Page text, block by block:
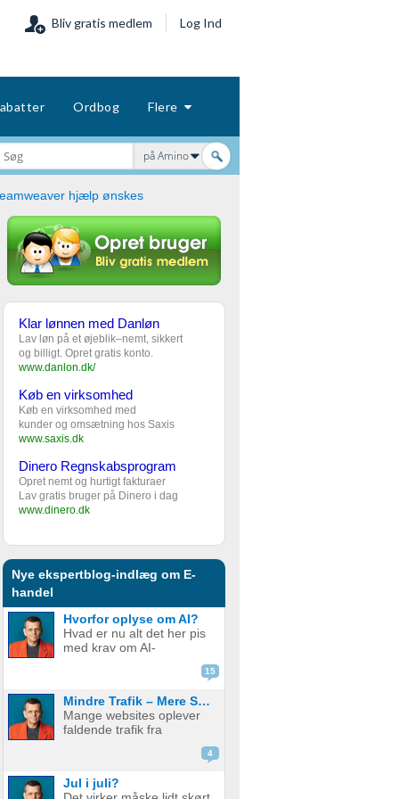
Bliv gratis medlem Log Ind
Ordbog Flere
på Amino
hjælp ønskes
Klar lønnen med Danløn
Lav løn på et øjeblik–nemt, sikkert
og billigt. Opret gratis konto.
www.danlon.dk/
Køb en virksomhed
Køb en virksomhed med
kunder og omsætning hos Saxis
www.saxis.dk
Dinero Regnskabsprogram
Opret nemt og hurtigt fakturaer
Lav gratis bruger på Dinero i dag
www.dinero.dk
Nye ekspertblog-indlæg om E-
handel
Hvorfor oplyse om AI?
Hvad er nu alt det her pis
med krav om AI-
have det. Spotify vil have
hopper også med på
vognen. Men… hvorfor
egentlig? OK, boomer –
15
Mindre Trafik – Mere Salg
Mange websites oplever
faldende trafik fra
Google. Nogle mistænker
de bare ikke ranker så
4
Jul i juli?